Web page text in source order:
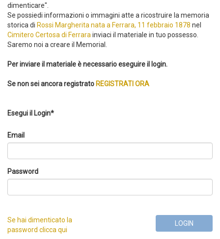
dimenticare".
Se possiedi informazioni o immagini atte a ricostruire la memoria
storica di Rossi Margherita nata a Ferrara, 11 febbraio 1878 nel
Cimitero Certosa di Ferrara inviaci il materiale in tuo possesso.
Saremo noi a creare il Memorial.
Per inviare il materiale è necessario eseguire il login.
Se non sei ancora registrato REGISTRATI ORA
Esegui il Login*
Email
Password
Se hai dimenticato la
password clicca qui
LOGIN